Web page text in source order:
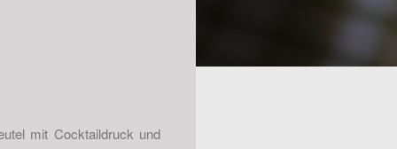
mit Cocktaildruck und